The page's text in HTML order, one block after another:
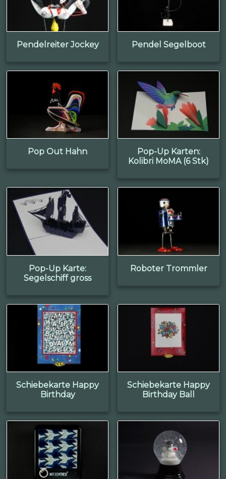
Pendelreiter Jockey Pendel Segelboot
Pop Out Hahn
Pop-Up Karten:
Kolibri MoMA (6 Stk)
Pop-Up Karte:
Segelschiff gross
Roboter Trommler
Schiebekarte Happy
Birthday
Schiebekarte Happy
Birthday Ball